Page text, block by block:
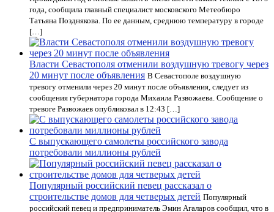
года, сообщила главный специалист московского Метеобюро
Татьяна Позднякова. По ее данным, среднюю температуру в городе
[…]
Власти Севастополя отменили воздушную тревогу через
20 минут после объявления В Севастополе воздушную
тревогу отменили через 20 минут после объявления, следует из
сообщения губернатора города Михаила Развожаева. Сообщение о
тревоге Развожаев опубликовал в 12:43 […]
С выпускающего самолеты российского завода
потребовали миллионы рублей
Популярный российский певец рассказал о
строительстве домов для четверых детей Популярный
российский певец и предприниматель Эмин Агаларов сообщил, что в